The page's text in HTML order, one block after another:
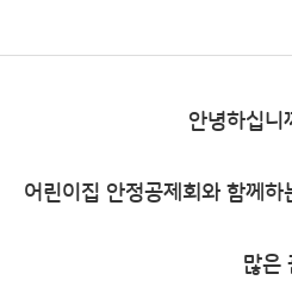
안녕하십니
어린이집 안정공제회와 함께
많은